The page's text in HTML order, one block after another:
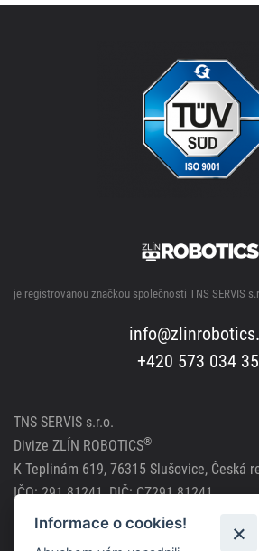
je registrovanou značkou společnosti TNS SERVIS
+420 573 034
TNS SERVIS s.r.o.
Divize ZLÍN ROBOTICS®
K Teplinám 619, 76315 Slušovice, Česká
IČO: 291 81241, DIČ: CZ291 81241
Společnost zapsána v obchodním
soudem v Brně, spisová značka C63717
Informace o cookies!